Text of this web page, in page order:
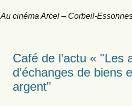
Au cinéma Arcel – Corbeil-
Café de l’actu « "Les
d’échanges de biens
argent"